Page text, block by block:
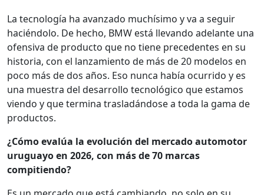
La tecnología ha avanzado muchísimo y va a seguir
haciéndolo. De hecho, BMW está llevando adelante una
ofensiva de producto que no tiene precedentes en su
historia, con el lanzamiento de más de 20 modelos en
poco más de dos años. Eso nunca había ocurrido y es
una muestra del desarrollo tecnológico que estamos
viendo y que termina trasladándose a toda la gama de
productos.
¿Cómo evalúa la evolución del mercado automotor
uruguayo en 2026, con más de 70 marcas
compitiendo?